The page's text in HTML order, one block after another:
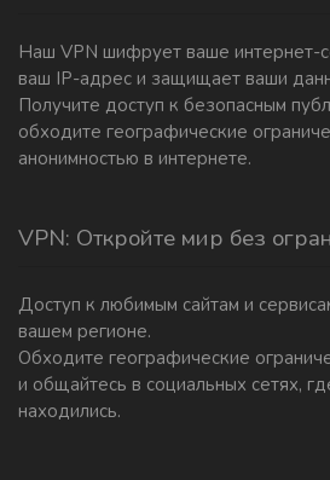
Наш VPN шифрует ваше интернет-
ваш IP-адрес и защищает ваши
Получите доступ к безопасным
обходите географические
анонимностью в интернете.
VPN: Откройте мир без
Доступ к любимым сайтам и
вашем регионе.
Обходите географические
и общайтесь в социальных сетях,
находились.